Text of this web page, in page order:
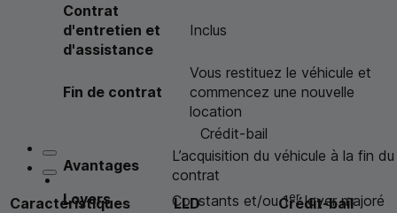
Contrat
d'entretien et
d'assistance
Inclus
Fin de contrat
Vous restituez le véhicule et
commencez une nouvelle
location
Crédit-bail
Avantages
L’acquisition du véhicule à la fin du
contrat
Loyers
Constants et/ou 1erloyer majoré
Caractéristiques LLD Crédit-bail